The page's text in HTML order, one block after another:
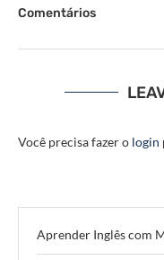
Comentários
Você precisa fazer o login
Aprender Inglês com